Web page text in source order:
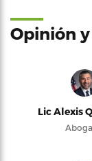
Opinión
Lic Alexis